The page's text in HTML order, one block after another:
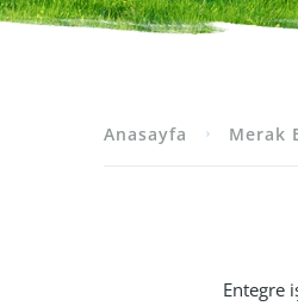
Anasayfa Merak
Entegre